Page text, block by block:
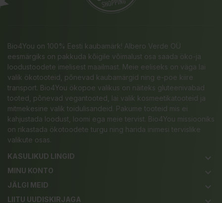
Bio4You on 100% Eesti kaubamärk! Albero Verde OÜ
eesmärgiks on pakkuda kõigile võimalust osa saada öko-ja
loodustoodete imelisest maailmast. Meie eeliseks on väga lai
valik ökotooteid, põnevad kaubamärgid ning e-poe kiire
transport. Bio4You ökopoe valikus on näiteks gluteenivabad
tooted, põnevad vegantooted, lai valik kosmeetikatooteid ja
mitmekesine valik toidulisandeid. Pakume tooteid mis ei
kahjustada loodust, loomi ega meie tervist. Bio4You missiooniks
on rikastada ökotoodete turgu ning harida inimesi tervislike
valikute osas.
KASULIKUD LINGID
keyboard_arrow_down
MINU KONTO keyboard_arrow_down
JÄLGI MEID keyboard_arrow_down
LIITU UUDISKIRJAGA